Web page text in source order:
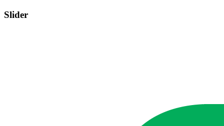
Slider